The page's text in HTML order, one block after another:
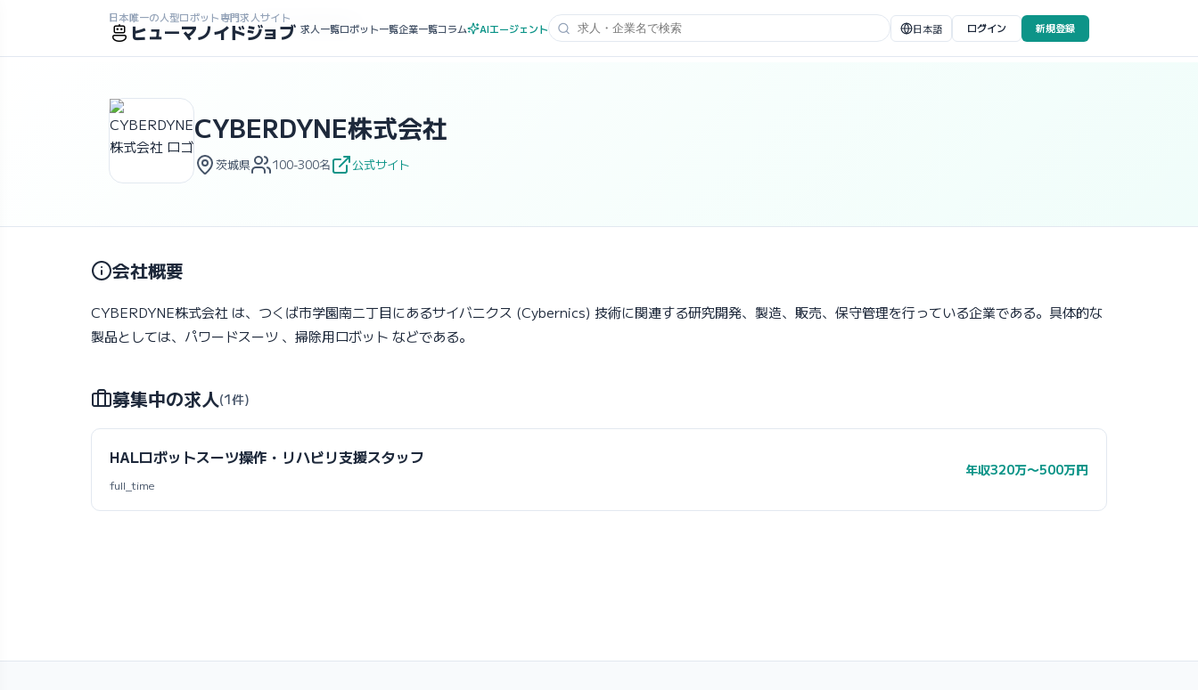
日本唯一の人型ロボット専門求人サイト
ヒューマノイドジョブ 求人一覧ロボット一覧企業一覧コラム AIエージェント 日本語 ログイン 新規登録
ホーム>求人一覧>企業一覧>CYBERDYNE株式会社
CYBERDYNE株式会社
茨城県 100-300名 公式サイト
会社概要
CYBERDYNE株式会社 は、つくば市学園南二丁目にあるサイバニクス (Cybernics) 技術に関連する研究開発、製造、販売、保守管理を行っている企業である。具体的な
製品としては、パワードスーツ 、掃除用ロボット などである。
募集中の求人(1件)
HALロボットスーツ操作・リハビリ支援スタッフ
full_time
年収320万〜500万円